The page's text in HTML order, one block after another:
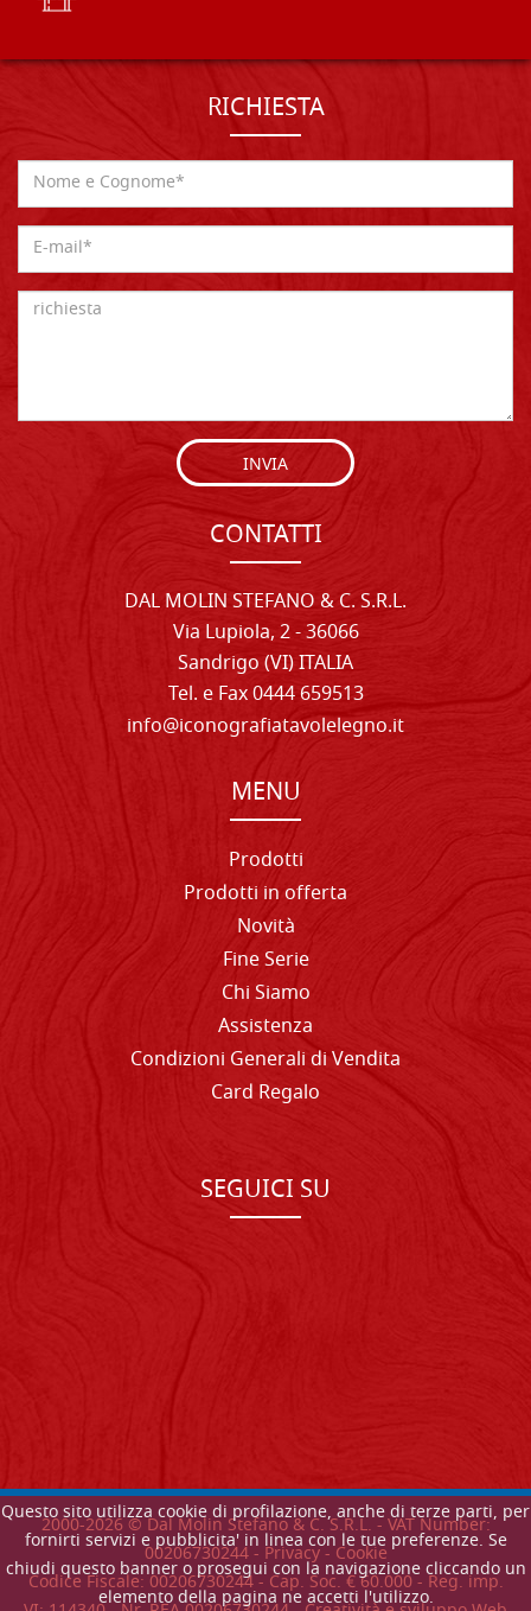
Questo sito utilizza cookie di profilazione, anche di terze parti, per
fornirti servizi e pubblicita' in linea con le tue preferenze. Se
chiudi questo banner o prosegui con la navigazione cliccando un
elemento della pagina ne accetti l'utilizzo.
RICHIESTA
INVIA
CONTATTI
DAL MOLIN STEFANO & C. S.R.L.
Via Lupiola, 2 - 36066
Sandrigo (VI) ITALIA
Tel. e Fax 0444 659513
info@iconografiatavolelegno.it
MENU
Prodotti
Prodotti in offerta
Novità
Fine Serie
Chi Siamo
Assistenza
Condizioni Generali di Vendita
Card Regalo
SEGUICI SU
2000-2026© Dal Molin Stefano & C. S.R.L. - VAT Number:
00206730244 - Privacy-Cookie
Codice Fiscale: 00206730244 - Cap. Soc. € 60.000 - Reg. imp.